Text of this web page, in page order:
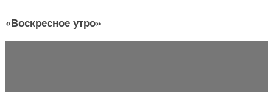
«Воскресное утро»